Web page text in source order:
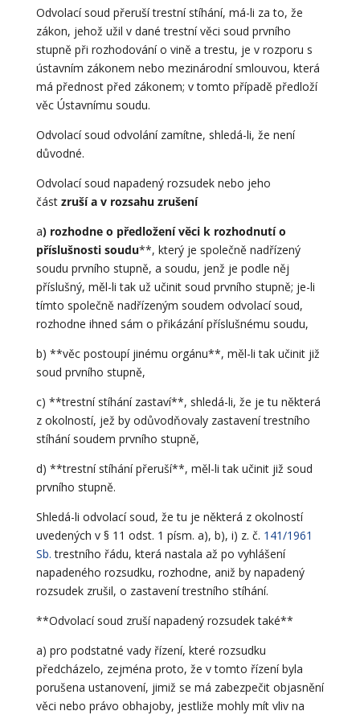
Odvolací soud přeruší trestní stíhání, má-li za to, že
zákon, jehož užil v dané trestní věci soud prvního
stupně při rozhodování o vině a trestu, je v rozporu s
ústavním zákonem nebo mezinárodní smlouvou, která
má přednost před zákonem; v tomto případě předloží
věc Ústavnímu soudu.
Odvolací soud odvolání zamítne, shledá-li, že není
důvodné.
Odvolací soud napadený rozsudek nebo jeho
část zruší a v rozsahu zrušení
a) rozhodne o předložení věci k rozhodnutí o
příslušnosti soudu**, který je společně nadřízený
soudu prvního stupně, a soudu, jenž je podle něj
příslušný, měl-li tak už učinit soud prvního stupně; je-li
tímto společně nadřízeným soudem odvolací soud,
rozhodne ihned sám o přikázání příslušnému soudu,
b) **věc postoupí jinému orgánu**, měl-li tak učinit již
soud prvního stupně,
c) **trestní stíhání zastaví**, shledá-li, že je tu některá
z okolností, jež by odůvodňovaly zastavení trestního
stíhání soudem prvního stupně,
d) **trestní stíhání přeruší**, měl-li tak učinit již soud
prvního stupně.
Shledá-li odvolací soud, že tu je některá z okolností
uvedených v § 11 odst. 1 písm. a), b), i) z. č. 141/1961
Sb. trestního řádu, která nastala až po vyhlášení
napadeného rozsudku, rozhodne, aniž by napadený
rozsudek zrušil, o zastavení trestního stíhání.
**Odvolací soud zruší napadený rozsudek také**
a) pro podstatné vady řízení, které rozsudku
předcházelo, zejména proto, že v tomto řízení byla
porušena ustanovení, jimiž se má zabezpečit objasnění
věci nebo právo obhajoby, jestliže mohly mít vliv na